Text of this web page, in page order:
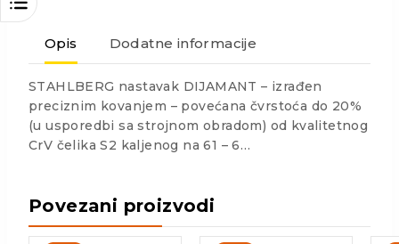
Opis Dodatne informacije
STAHLBERG nastavak DIJAMANT – izrađen
preciznim kovanjem – povećana čvrstoća do 20%
(u usporedbi sa strojnom obradom) od kvalitetnog
CrV čelika S2 kaljenog na 61 – 6…
Povezani proizvodi